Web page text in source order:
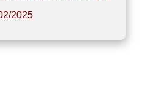
2025